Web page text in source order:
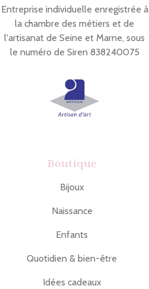
Entreprise individuelle enregistrée à
la chambre des métiers et de
l'artisanat de Seine et Marne, sous
le numéro de Siren 838240075
Boutique
Bijoux
Naissance
Enfants
Quotidien & bien-être
Idées cadeaux